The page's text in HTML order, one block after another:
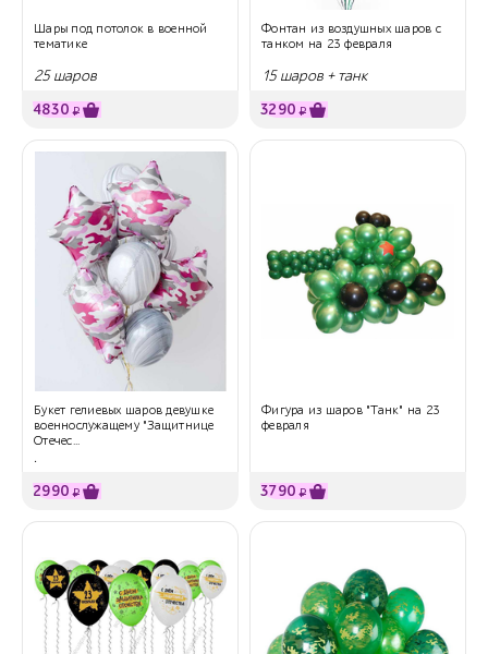
Шары под потолок в военной
тематике
25 шаров
4830 ₽
Фонтан из воздушных шаров с
танком на 23 февраля
15 шаров + танк
3290 ₽
Букет гелиевых шаров девушке
военнослужащему "Защитнице
Отечес...
.
2990 ₽
Фигура из шаров "Танк" на 23
февраля
3790 ₽